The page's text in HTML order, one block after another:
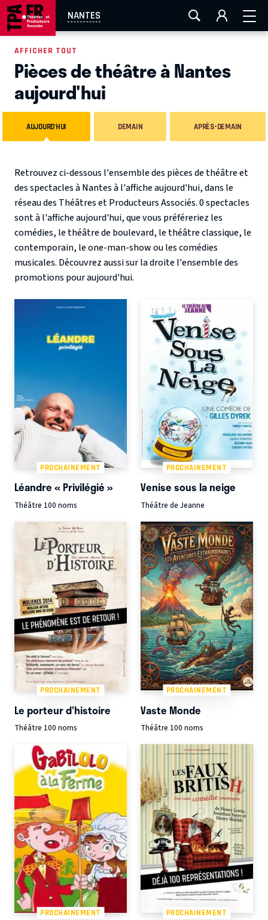
NANTES
AIX-MARSEILLE AURAY LA ROCHELLE
EN TOURNÉE
AFFICHER TOUT
Pièces de théâtre à Nantes
aujourd'hui
AUJOURD'HUI DEMAIN APRÈS-DEMAIN
Retrouvez ci-dessous l'ensemble des pièces de théâtre et
des spectacles à Nantes à l'affiche aujourd'hui, dans le
réseau des Théâtres et Producteurs Associés. 0 spectacles
sont à l'affiche aujourd'hui, que vous préféreriez les
comédies, le théâtre de boulevard, le théâtre classique, le
contemporain, le one-man-show ou les comédies
musicales. Découvrez aussi sur la droite l'ensemble des
promotions pour aujourd'hui.
PROCHAINEMENT
Léandre « Privilégié »
Théâtre 100 noms
PROCHAINEMENT
Venise sous la neige
Théâtre de Jeanne
PROCHAINEMENT
Le porteur d'histoire
Théâtre 100 noms
PROCHAINEMENT
Vaste Monde
Théâtre 100 noms
PROCHAINEMENT PROCHAINEMENT